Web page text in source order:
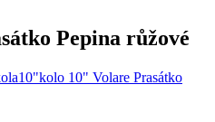
Pepina růžové
10"kolo 10" Volare Prasátko